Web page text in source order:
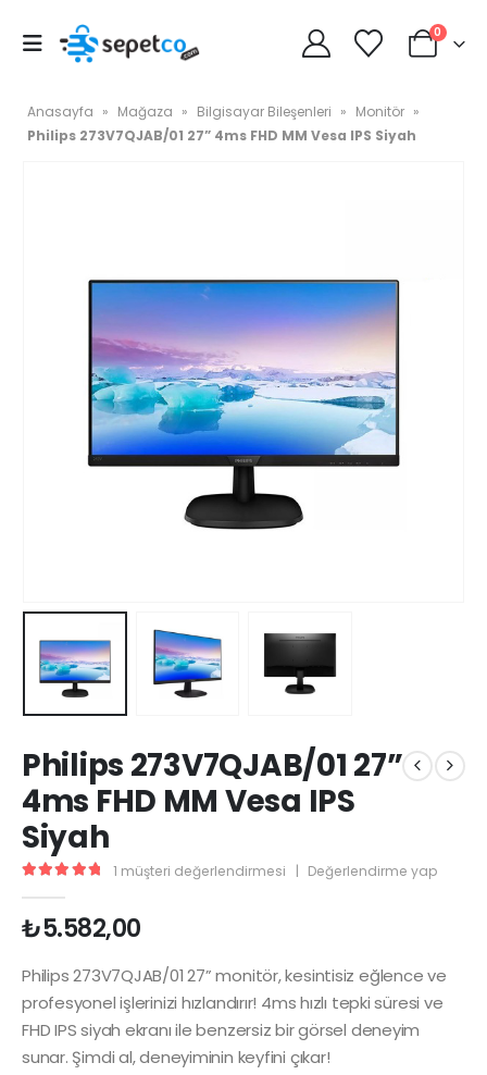
0
Anasayfa » Mağaza » Bilgisayar Bileşenleri » Monitör »
Philips 273V7QJAB/01 27” 4ms FHD MM Vesa IPS Siyah
Philips 273V7QJAB/01 27”
4ms FHD MM Vesa IPS
Siyah
1 müşteri değerlendirmesi | Değerlendirme yap
₺5.582,00
Philips 273V7QJAB/01 27” monitör, kesintisiz eğlence ve
profesyonel işlerinizi hızlandırır! 4ms hızlı tepki süresi ve
FHD IPS siyah ekranı ile benzersiz bir görsel deneyim
sunar. Şimdi al, deneyiminin keyfini çıkar!